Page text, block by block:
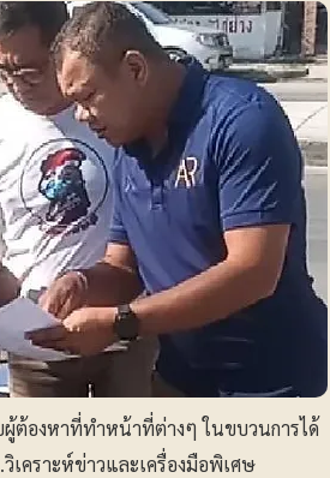
ต้องหาที่ทำหน้าที่ต่างๆ ในขบวนการได้
เคราะห์ข่าวและเครื่องมือพิเศษ